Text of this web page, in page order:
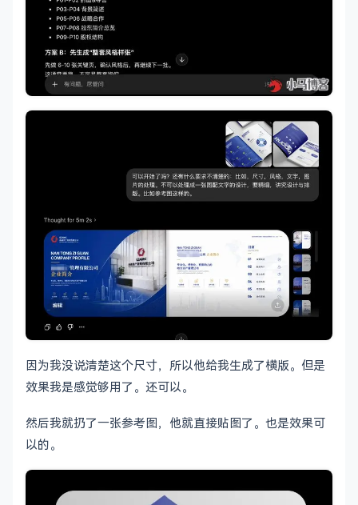
---
*文档更新日期：YYYY-MM-DD*
因为我没说清楚这个尺寸，所以他给我生成了横版。但是
效果我是感觉够用了。还可以。
然后我就扔了一张参考图，他就直接贴图了。也是效果可
以的。